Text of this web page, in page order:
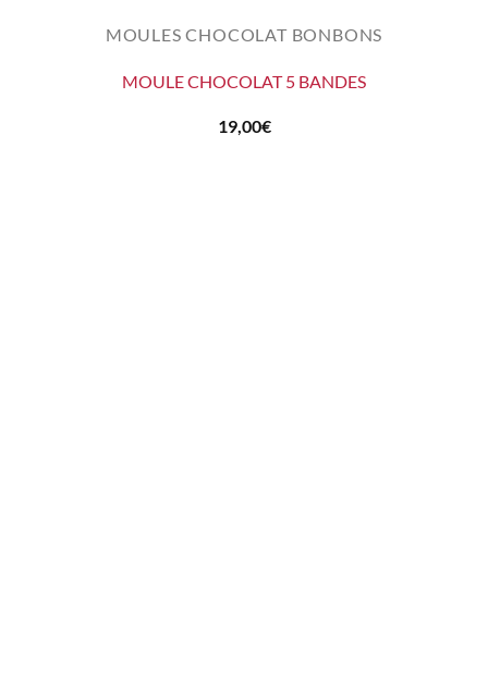
MOULES CHOCOLAT BONBONS
MOULE CHOCOLAT 5 BANDES
19,00€